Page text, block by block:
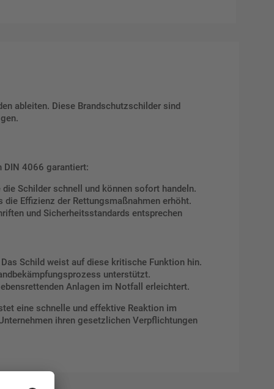
ableiten. Diese Brandschutzschilder sind
DIN 4066 garantiert:
Schilder schnell und können sofort handeln.
Effizienz der Rettungsmaßnahmen erhöht.
und Sicherheitsstandards entsprechen
Schild weist auf diese kritische Funktion hin.
unterstützt.
Anlagen im Notfall erleichtert.
eine schnelle und effektive Reaktion im
ihren gesetzlichen Verpflichtungen